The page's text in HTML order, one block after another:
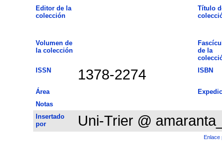
Editor de la
colección
Título
Volumen de
la colección
de la
ISSN
1378-2274 ISBN
Área
Notas
Insertado
por
Uni-Trier @
Enlace